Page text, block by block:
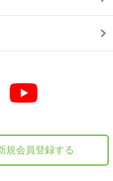
規会員登録する